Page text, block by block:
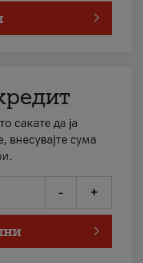
сакате да ја
сума
- +